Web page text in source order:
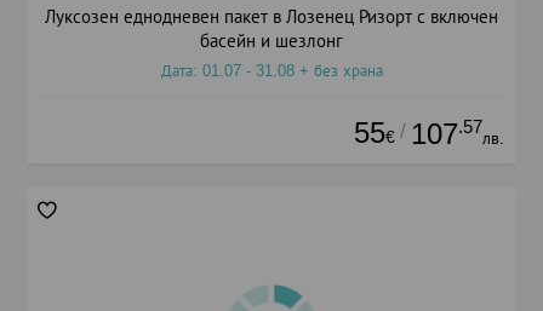
Луксозен еднодневен пакет в Лозенец Ризорт с включен
басейн и шезлонг
Дата: 01.07 - 31.08 + без храна
55€ / 107.57
лв.